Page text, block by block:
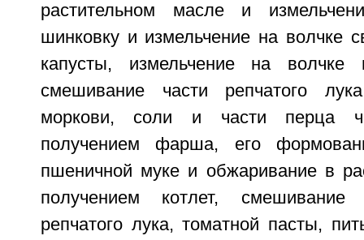
растительном масле и
шинковку и измельчение на волчке
капусты, измельчение на волчке
смешивание части репчатого
моркови, соли и части перца
получением фарша, его
пшеничной муке и обжаривание в
получением котлет, смешивание
репчатого лука, томатной пасты,